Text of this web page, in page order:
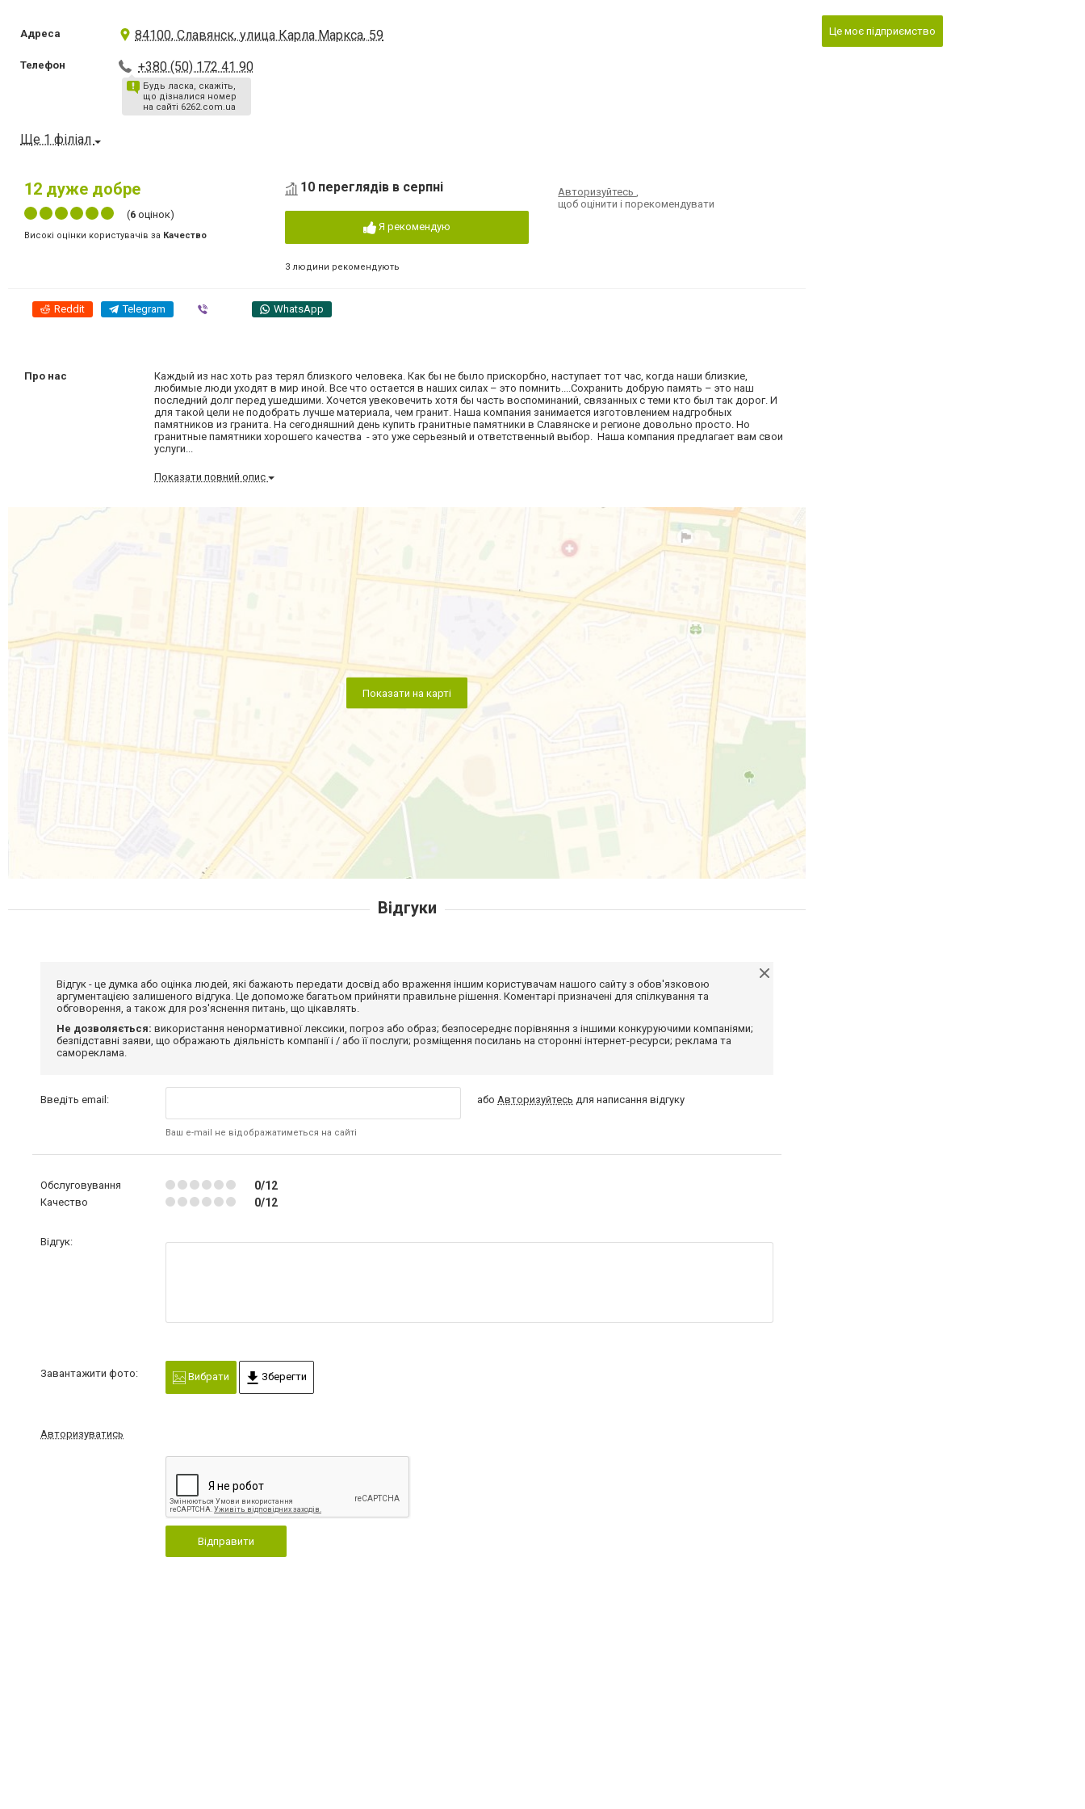
Адреса 84100, Славянск, улица Карла Маркса, 59
Телефон +380 (50) 172 41 90
Будь ласка, скажіть,
що дізналися номер
на сайті 6262.com.ua
Ще 1 філіал
12 дуже добре
(6 оцінок)
Високі оцінки користувачів за Качество
10 переглядів в серпні
Я рекомендую
3 людини рекомендують
Авторизуйтесь,
щоб оцінити і порекомендувати
Reddit Telegram WhatsApp
Про нас
Каждый из нас хоть раз терял близкого человека. Как бы не было прискорбно, наступает тот час, когда наши близкие,
любимые люди уходят в мир иной. Все что остается в наших силах – это помнить....Сохранить добрую память – это наш
последний долг перед ушедшими. Хочется увековечить хотя бы часть воспоминаний, связанных с теми кто был так дорог. И
для такой цели не подобрать лучше материала, чем гранит. Наша компания занимается изготовлением надгробных
памятников из гранита. На сегодняшний день купить гранитные памятники в Славянске и регионе довольно просто. Но
гранитные памятники хорошего качества - это уже серьезный и ответственный выбор. Наша компания предлагает вам свои
услуги...
Показати повний опис
Показати на карті
Це моє підприємство
Відгуки
Відгук - це думка або оцінка людей, які бажають передати досвід або враження іншим користувачам нашого сайту з обов'язковою
аргументацією залишеного відгука. Це допоможе багатьом прийняти правильне рішення. Коментарі призначені для спілкування та
обговорення, а також для роз'яснення питань, що цікавлять.
Не дозволяється: використання ненормативної лексики, погроз або образ; безпосереднє порівняння з іншими конкуруючими компаніями;
безпідставні заяви, що ображають діяльність компанії і / або її послуги; розміщення посилань на сторонні інтернет-ресурси; реклама та
самореклама.
Введіть email:
Ваш e-mail не відображатиметься на сайті
абоАвторизуйтесь для написання відгуку
Обслуговування 0/12
Качество 0/12
Відгук:
Завантажити фото: Вибрати Зберегти
Авторизуватись
Відправити